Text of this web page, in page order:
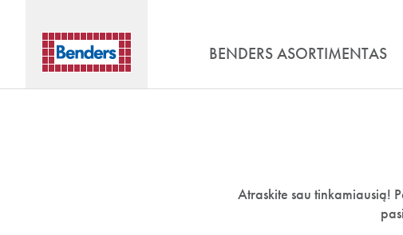
BENDERS ASORTIMENTAS
Atraskite sau tinkamiausią!